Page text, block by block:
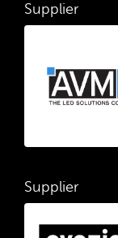
Supplier
Supplier